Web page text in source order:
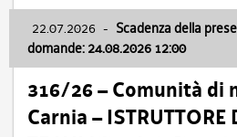
22.07.2026 - Scadenza della
domande: 24.08.2026 12:00
316/26 – Comunità di
Carnia – ISTRUTTORE